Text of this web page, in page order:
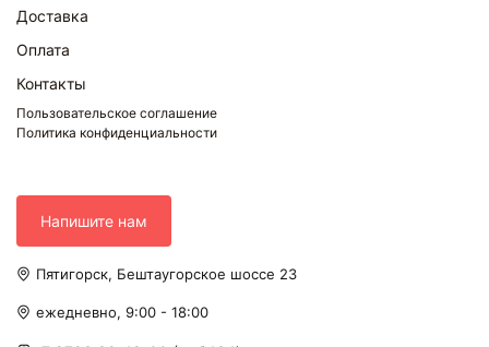
Доставка
Оплата
Контакты
Пользовательское соглашение
Политика конфиденциальности
Напишите нам
Пятигорск, Бештаугорское шоссе 23
ежедневно, 9:00 - 18:00